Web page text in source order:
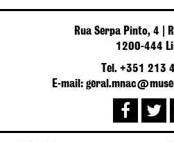
Rua Serpa Pinto, 4 |
1200-444
Tel. +351 213
E-mail: